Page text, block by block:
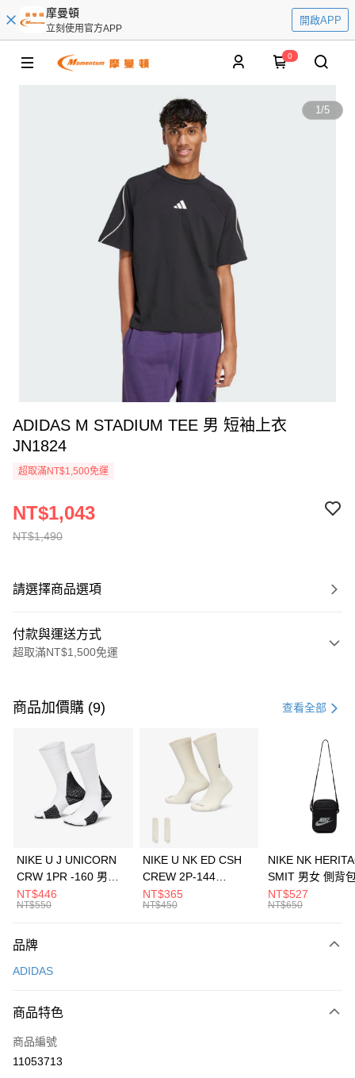
摩曼頓
立刻使用官方APP
開啟APP
0
1/5
ADIDAS M STADIUM TEE 男 短袖上衣
JN1824
超取滿NT$1,500免運
NT$1,490
NT$1,043
請選擇商品選項
付款與運送方式
超取滿NT$1,500免運
信用卡一次付款
3 期 0 利率 每期 21家銀行
合作金庫商業銀行
第一商業銀行
華南商業銀行
彰化商業銀行
上海商業儲蓄銀行
元大商業銀行
台灣樂天信用卡公司
Apple Pay
全盈+PAY
AFTEE先享後付
【關於「AFTEE先享後付」】
便利好安心！
３．安心：先確認商品／服務後，再付款。
【「AFTEE先享後付」結帳流程】
１．於結帳方式選擇「AFTEE先享後付」後，將跳轉至「AFTEE先享後付」
運送方式
每筆NT$100，滿NT$1,500(含以上)免運費
宅配
每筆NT$100，滿NT$1,500(含以上)免運費
商品加價購 (9) 查看全部
NIKE U J UNICORN
CRW 1PR -160 男女
中統襪 FZ3393100
NT$446
NT$550
NIKE U NK ED CSH
CREW 2P-144
EMBRDY 男女 短統襪
FZ3073133
NT$365
NT$450
NIKE NK
SMIT 男女 側背
BA5871010
NT$527
NT$650
品牌
ADIDAS
商品特色
商品編號
11053713